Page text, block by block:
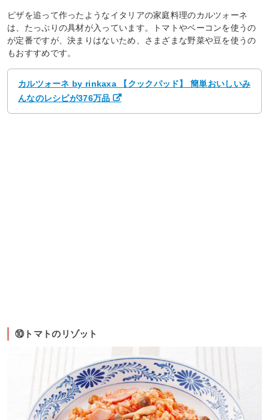
ピザを追って作ったようなイタリアの家庭料理のカルツォーネ
は、たっぷりの具材が入っています。トマトやベーコンを使うの
が定番ですが、決まりはないため、さまざまな野菜や豆を使うの
もおすすめです。
カルツォーネ by rinkaxa 【クックパッド】 簡単おいしいみ
んなのレシピが376万品
⑩トマトのリゾット